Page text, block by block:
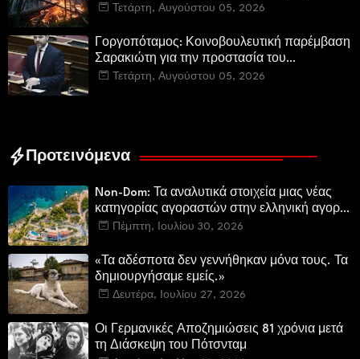
µέσα και προσωπικό στην Πυροσβεστική και
Τετάρτη, Αυγούστου 05, 2026
Γοργοπόταμος: Κοινοβουλευτική παρέμβαση
Σαρακιώτη για την προστασία του
εμβληματικού φυσικού και ιστορικού
Τετάρτη, Αυγούστου 05, 2026
Προτεινόμενα
Non-Dom: Τα αναλυτικά στοιχεία μιας νέας
κατηγορίας αγοραστών στην ελληνική αγορά
πολυτελών κατοικιών
Πέμπτη, Ιουλίου 30, 2026
«Τα αδέσποτα δεν γεννήθηκαν μόνα τους. Τα
δημιουργήσαμε εμείς.»
Δευτέρα, Ιουλίου 27, 2026
Οι Γερμανικές Αποζημιώσεις 81 χρόνια μετά
τη Διάσκεψη του Πότσνταμ